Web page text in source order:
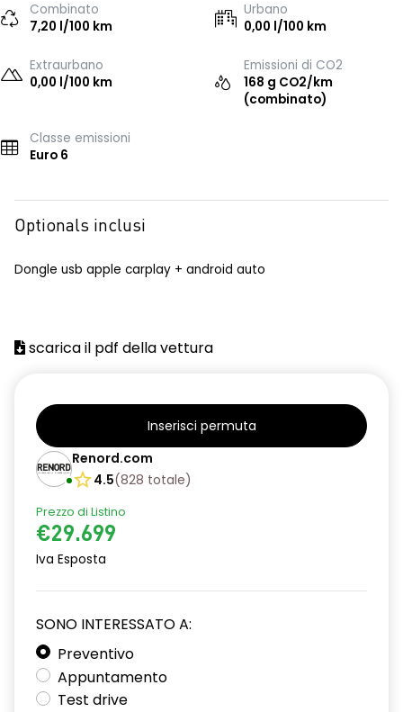
Combinato
7,20 l/100 km
Urbano
0,00 l/100 km
Extraurbano
0,00 l/100 km
Emissioni di CO2
168 g CO2/km
(combinato)
Classe emissioni
Euro 6
Optionals inclusi
Dongle usb apple carplay + android auto
scarica il pdf della vettura
Inserisci permuta
Renord.com
4.5(828 totale)
Prezzo di Listino
€29.699
Iva Esposta
SONO INTERESSATO A:
Preventivo
Appuntamento
Test drive